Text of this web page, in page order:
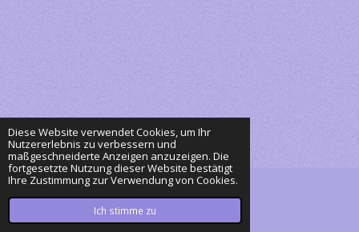
Diese Website verwendet Cookies, um Ihr
Nutzererlebnis zu verbessern und
maßgeschneiderte Anzeigen anzuzeigen. Die
fortgesetzte Nutzung dieser Website bestätigt
Ihre Zustimmung zur Verwendung von Cookies.
Ich stimme zu
Mit Unterstützung von Webador